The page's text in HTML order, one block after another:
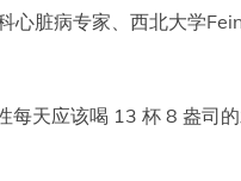
脏病专家、西北大学
天应该喝 13 杯 8 盎司